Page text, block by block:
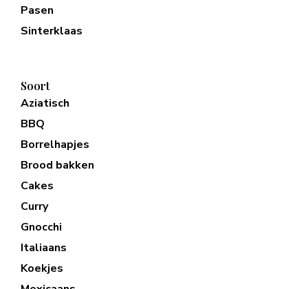
Pasen
Sinterklaas
Soort
Aziatisch
BBQ
Borrelhapjes
Brood bakken
Cakes
Curry
Gnocchi
Italiaans
Koekjes